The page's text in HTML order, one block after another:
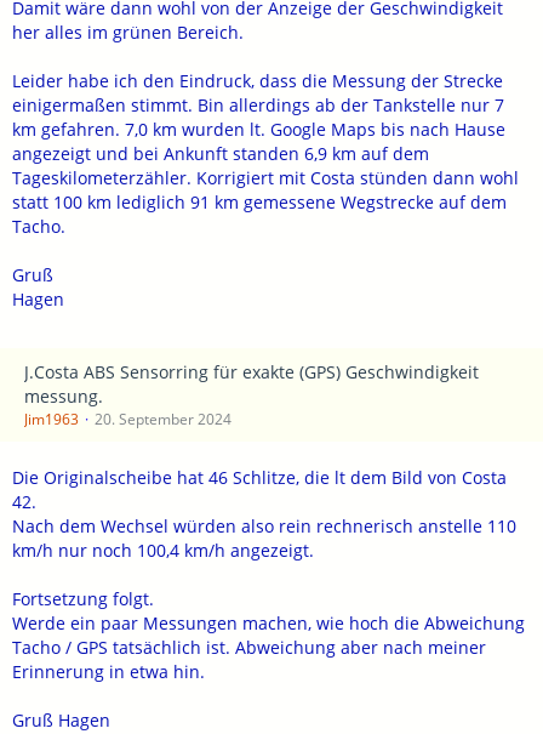
Damit wäre dann wohl von der Anzeige der Geschwindigkeit
her alles im grünen Bereich.
Leider habe ich den Eindruck, dass die Messung der Strecke
einigermaßen stimmt. Bin allerdings ab der Tankstelle nur 7
km gefahren. 7,0 km wurden lt. Google Maps bis nach Hause
angezeigt und bei Ankunft standen 6,9 km auf dem
Tageskilometerzähler. Korrigiert mit Costa stünden dann wohl
statt 100 km lediglich 91 km gemessene Wegstrecke auf dem
Tacho.
Gruß
Hagen
J.Costa ABS Sensorring für exakte (GPS) Geschwindigkeit
messung.
Jim1963 20. September 2024
Die Originalscheibe hat 46 Schlitze, die lt dem Bild von Costa
42.
Nach dem Wechsel würden also rein rechnerisch anstelle 110
km/h nur noch 100,4 km/h angezeigt.
Fortsetzung folgt.
Werde ein paar Messungen machen, wie hoch die Abweichung
Tacho / GPS tatsächlich ist. Abweichung aber nach meiner
Erinnerung in etwa hin.
Gruß Hagen